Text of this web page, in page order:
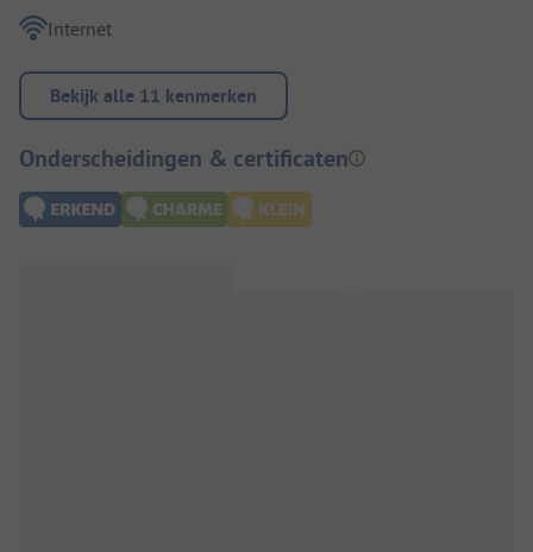
Internet
Bekijk alle 11 kenmerken
Onderscheidingen & certificaten